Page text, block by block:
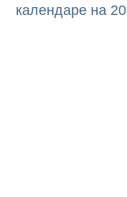
календаре на